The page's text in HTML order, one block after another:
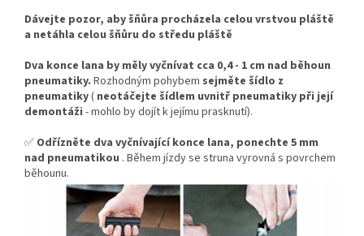
Dávejte pozor, aby šňůra procházela celou vrstvou pláště
a netáhla celou šňůru do středu pláště
Dva konce lana by měly vyčnívat cca 0,4 - 1 cm nad běhoun
pneumatiky. Rozhodným pohybem sejměte šídlo z
pneumatiky( neotáčejte šídlem uvnitř pneumatiky při její
demontáži - mohlo by dojít k jejímu prasknutí).
✅ Odřízněte dva vyčnívající konce lana, ponechte 5 mm
nad pneumatikou . Během jízdy se struna vyrovná s povrchem
běhounu.